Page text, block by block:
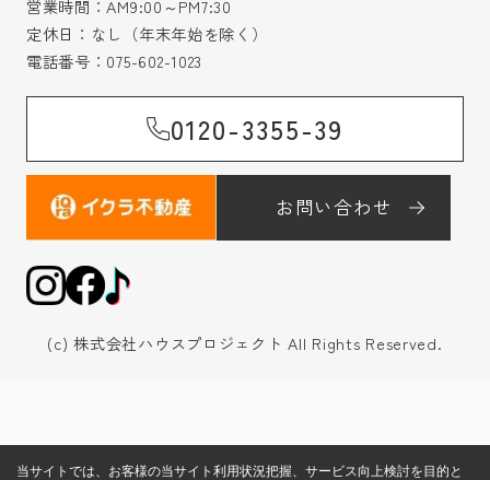
営業時間：AM9:00～PM7:30
定休日：なし（年末年始を除く）
電話番号： 075-602-1023
0120-3355-39
お問い合わせ
(c) 株式会社ハウスプロジェクト All Rights Reserved.
当サイトでは、お客様の当サイト利用状況把握、サービス向上検討を目的と